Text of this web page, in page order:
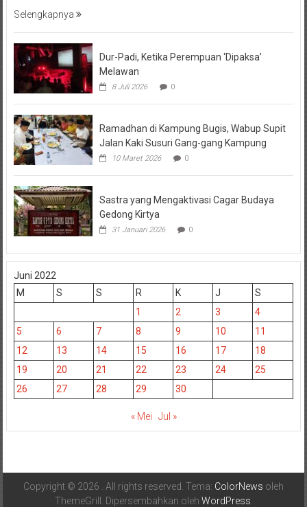
Selengkapnya
Dur-Padi, Ketika Perempuan ‘Dipaksa’
Melawan
8 Juli 2026 0
Ramadhan di Kampung Bugis, Wabup Supit
Jalan Kaki Susuri Gang-gang Kampung
10 Maret 2026 0
Sastra yang Mengaktivasi Cagar Budaya
Gedong Kirtya
31 Januari 2026 0
Juni 2022
M
S S R K J
S
1
2 3
4
5
6 7 8 9 10
11
12
13 14 15 16 17
18
19
20 21 22 23 24
25
26
27 28 29 30
« Mei Jul »
Copyright © 2026 . All rights reserved. Tema: ColorNews oleh
ThemeGrill. Dipersembahkan oleh WordPress.